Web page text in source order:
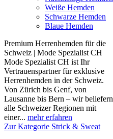
Weiße Hemden
Schwarze Hemden
Blaue Hemden
Premium Herrenhemden für die
Schweiz | Mode Spezialist CH
Mode Spezialist CH ist Ihr
Vertrauenspartner für exklusive
Herrenhemden in der Schweiz.
Von Zürich bis Genf, von
Lausanne bis Bern – wir beliefern
alle Schweizer Regionen mit
einer... mehr erfahren
Zur Kategorie Strick & Sweat